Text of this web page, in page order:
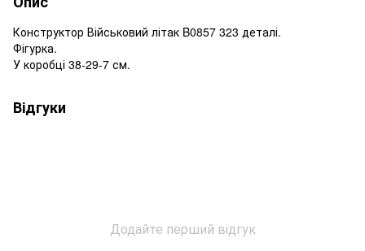
Конструктор Військовий літак B0857 323 деталі.
Фігурка.
У коробці 38-29-7 см.
Відгуки
Додайте перший відгук